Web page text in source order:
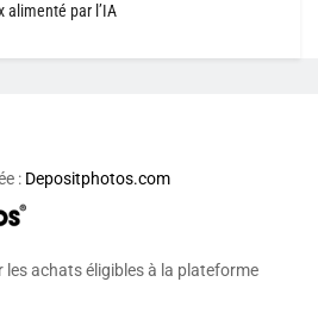
alimenté par l’IA
: Depositphotos.com
les achats éligibles à la plateforme